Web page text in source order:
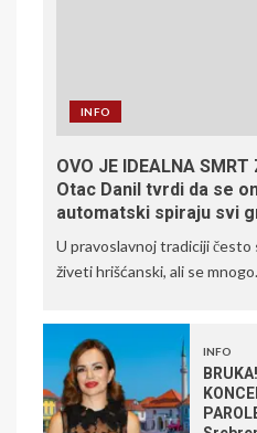
INFO
OVO JE IDEALNA SMRT
Otac Danil tvrdi da se
automatski spiraju svi
U pravoslavnoj tradiciji često
živeti hrišćanski, ali se
INFO